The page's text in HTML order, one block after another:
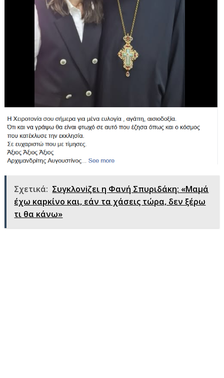
Σχετικά: Συγκλονiζει η Φανή Σπυριδάκη: «Μαμά
έχω καpκίνο και, εάν τα χάσεις τώρα, δεν ξέρω
τι θα κάνω»